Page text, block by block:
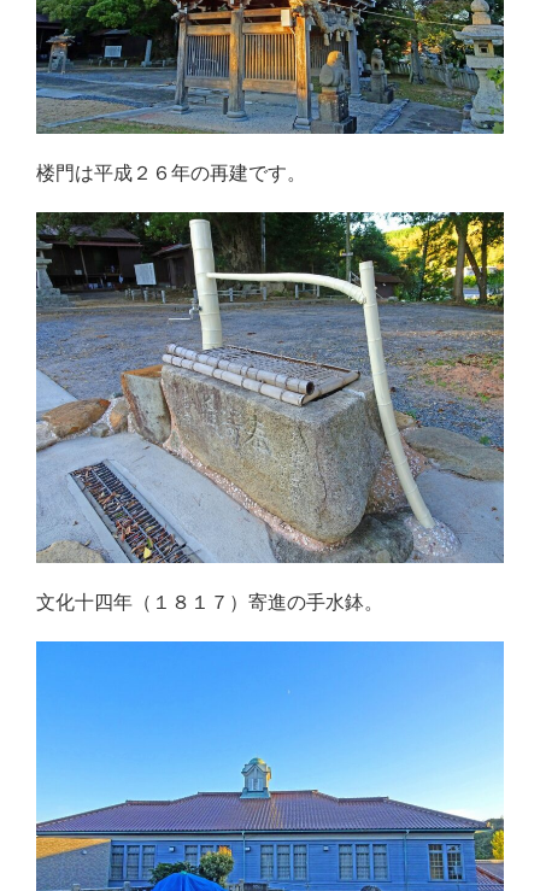
楼門は平成２６年の再建です。
文化十四年（１８１７）寄進の手水鉢。